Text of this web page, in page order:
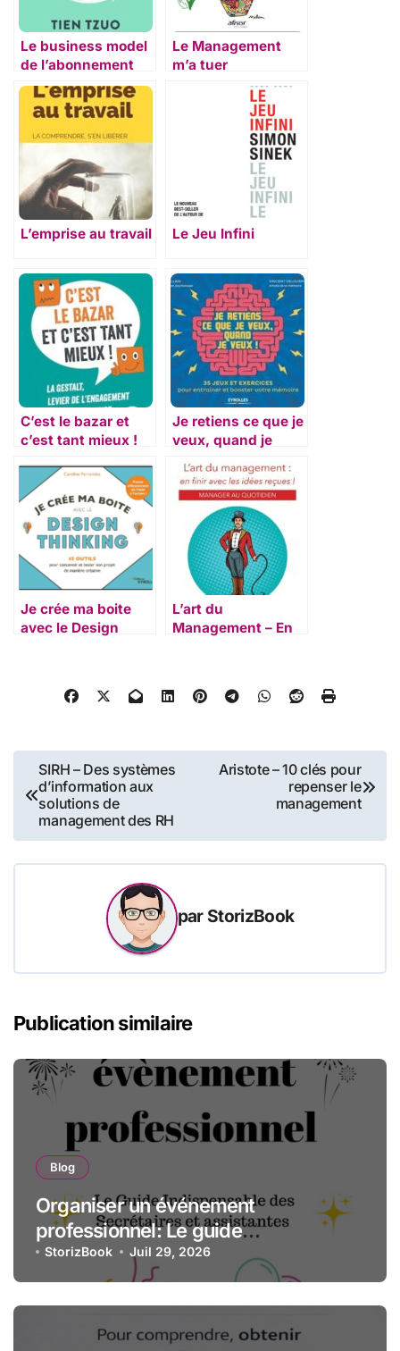
Le business model
de l’abonnement
Le Management
m’a tuer
L’emprise au travail Le Jeu Infini
C’est le bazar et
c’est tant mieux !
Je retiens ce que je
veux, quand je
Je crée ma boite
avec le Design
L’art du
Management – En
Navigation
de
l’article
SIRH – Des systèmes
d’information aux
solutions de
management des RH
Aristote – 10 clés pour
repenser le
management
par StorizBook
Publication similaire
Blog
Organiser un événement
professionnel: Le guide
indispensable des assistantes et
secrétaires
StorizBook Juil 29, 2026